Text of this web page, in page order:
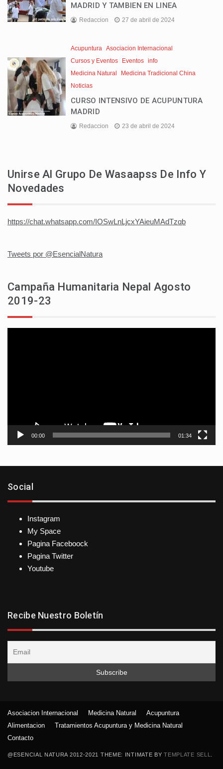
MADRID Y TAMBIEN EN LINEA
Redaccion 27 de abril de 2024
Acupuntura Asociacion Internacional
Cursos y Eventos
Eventos info
Medicina Natural
Medicina Tradicional China
Noticias
CURSO INTENSIVO DE ACUPUNTURA
MADRID
Redaccion 23 de abril de 2024
Unirse Al Grupo De Wasaapss De Info Y
Novedades
https://chat.whatsapp.com/IOSwLnLjcxYAieuMAdTzqb
Tweets por @EsencialNatura
Campaña Humanitaria Nepal Agosto
2019-23
00:00 01:34
Social
Instagram
My Space
Pagina Faceboock
Pagina Twitter
Youtube
Recibe Nuestro Boletín
@ESENCIAL NATURA 2012-2021 THEME: INTIMATE BYTEMPLATE SELL.
Asociacion Internacional Medicina Natural
Acupuntura
Alimentacion
Tratamientos Acupuntura y Medicina Natural
Contacto